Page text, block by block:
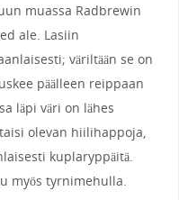
muassa Radbrewin
ale. Lasiin
väriltään se on
päälleen reippaan
läpi väri on lähes
olevan hiilihappoja,
kuplaryppäitä.
myös tyrnimehulla.